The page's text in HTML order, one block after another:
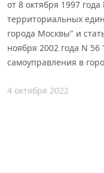
от 8 октября 1997
территориальных
города Москвы" и
ноября 2002 года N
самоуправления в
4 октября 2022